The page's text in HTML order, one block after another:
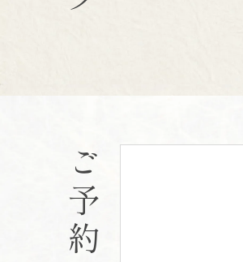
ご予約